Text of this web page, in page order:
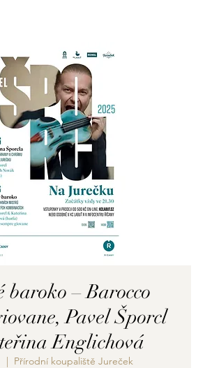
baroko – Barocco
Pavel Šporcl
Englichová
  |
Přírodní koupaliště Jureček